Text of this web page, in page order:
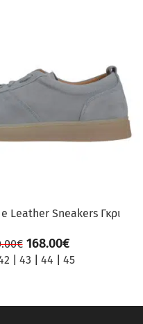
Leather Sneakers Γκρι
€ 168.00€
43 44 45